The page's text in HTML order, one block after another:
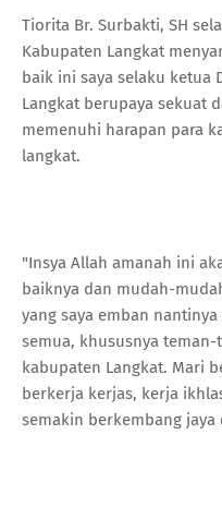
Tiorita Br. Surbakti, SH
Kabupaten Langkat
baik ini saya selaku ketua
Langkat berupaya sekuat
memenuhi harapan para
langkat.
"Insya Allah amanah ini
baiknya dan mudah-
yang saya emban
semua, khususnya
kabupaten Langkat. Mari
berkerja kerjas, kerja
semakin berkembang jaya